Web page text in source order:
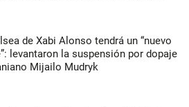
de Xabi Alonso tendrá un “nuevo
levantaron la suspensión por dopaje
Mijailo Mudryk